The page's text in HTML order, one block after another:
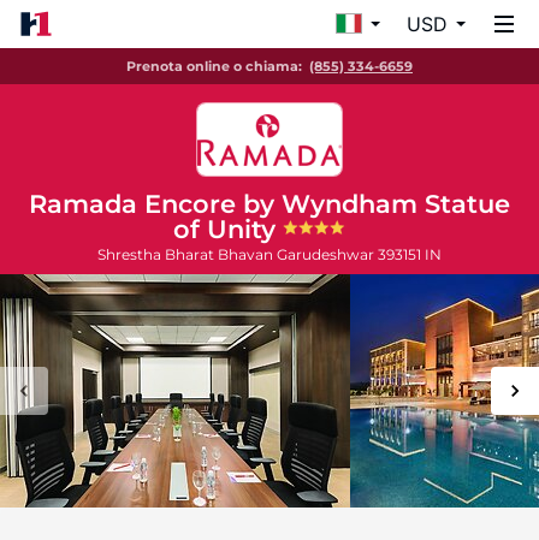
USD
Prenota online o chiama: (855) 334-6659
Ramada Encore by Wyndham Statue
of Unity
Shrestha Bharat Bhavan Garudeshwar 393151 IN